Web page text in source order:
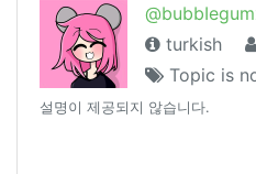
turkish
Topic is
설명이 제공되지 않습니다.